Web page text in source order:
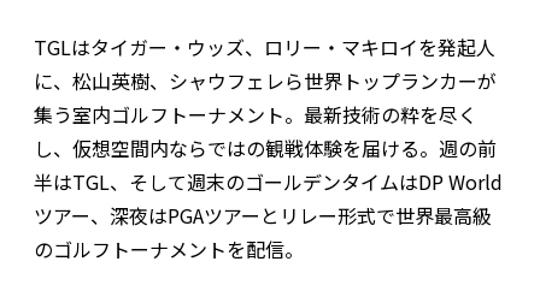
TGLはタイガー・ウッズ、ロリー・マキロイを発起人
に、松山英樹、シャウフェレら世界トップランカーが
集う室内ゴルフトーナメント。最新技術の粋を尽く
し、仮想空間内ならではの観戦体験を届ける。週の前
半はTGL、そして週末のゴールデンタイムはDP World
ツアー、深夜はPGAツアーとリレー形式で世界最高級
のゴルフトーナメントを配信。